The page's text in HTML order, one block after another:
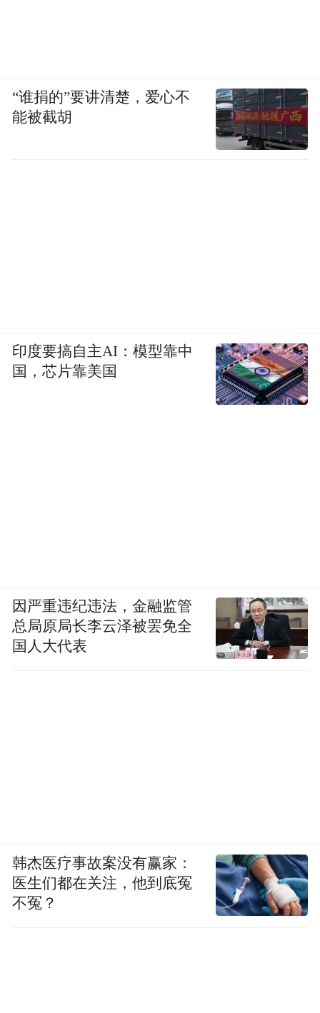
“谁捐的”要讲清楚，爱心不
能被截胡
印度要搞自主AI：模型靠中
国，芯片靠美国
因严重违纪违法，金融监管
总局原局长李云泽被罢免全
国人大代表
韩杰医疗事故案没有赢家：
医生们都在关注，他到底冤
不冤？